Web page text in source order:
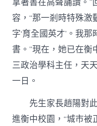
拿著書在高聲誦讀。
容，“那一剎時特殊
字‘育全國英才’。我
書。”現在，她已在衡
三政治學科主任，天
一日。
先生家長趙陽對
進衡中校園，“城市被